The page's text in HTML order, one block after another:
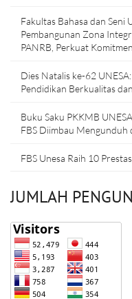
Fakultas Bahasa dan Seni
Pembangunan Zona
PANRB, Perkuat
Dies Natalis ke-62
Pendidikan Berkualitas
Buku Saku PKKMB
FBS Diimbau Mengunduh
FBS Unesa Raih 10
JUMLAH